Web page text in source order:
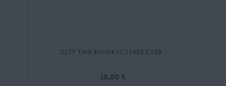
217Y Tinta EcoInk LC1240/LC128..
16,00 €